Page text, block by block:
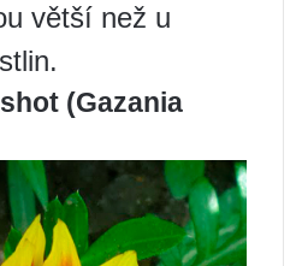
větší než u
(Gazania